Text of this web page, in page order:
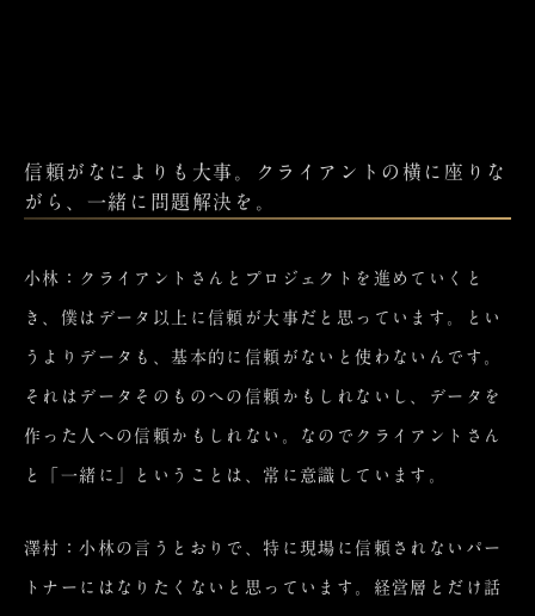
信頼がなによりも大事。クライアントの横に座りな
がら、一緒に問題解決を。
小林：クライアントさんとプロジェクトを進めていくと
き、僕はデータ以上に信頼が大事だと思っています。とい
うよりデータも、基本的に信頼がないと使わないんです。
それはデータそのものへの信頼かもしれないし、データを
作った人への信頼かもしれない。なのでクライアントさん
と「一緒に」ということは、常に意識しています。
澤村：小林の言うとおりで、特に現場に信頼されないパー
トナーにはなりたくないと思っています。経営層とだけ話